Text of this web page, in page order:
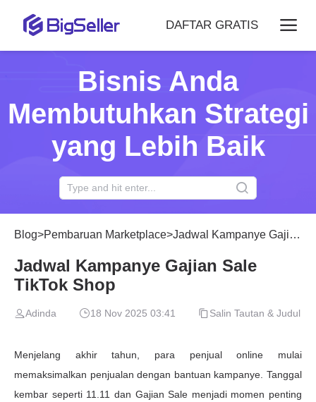
DAFTAR GRATIS
Bisnis Anda
Membutuhkan Strategi
yang Lebih Baik
Blog>Pembaruan Marketplace>Jadwal Kampanye Gajian Sale TikTok Shop
Jadwal Kampanye Gajian Sale
TikTok Shop
Adinda 18 Nov 2025 03:41 Salin Tautan & Judul